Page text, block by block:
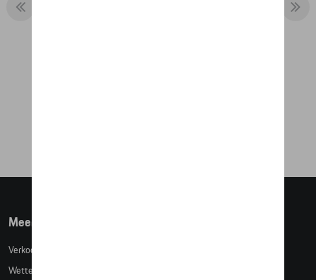
Meer info
Verkoopsvoorwaarden
Wettelijke bepalingen